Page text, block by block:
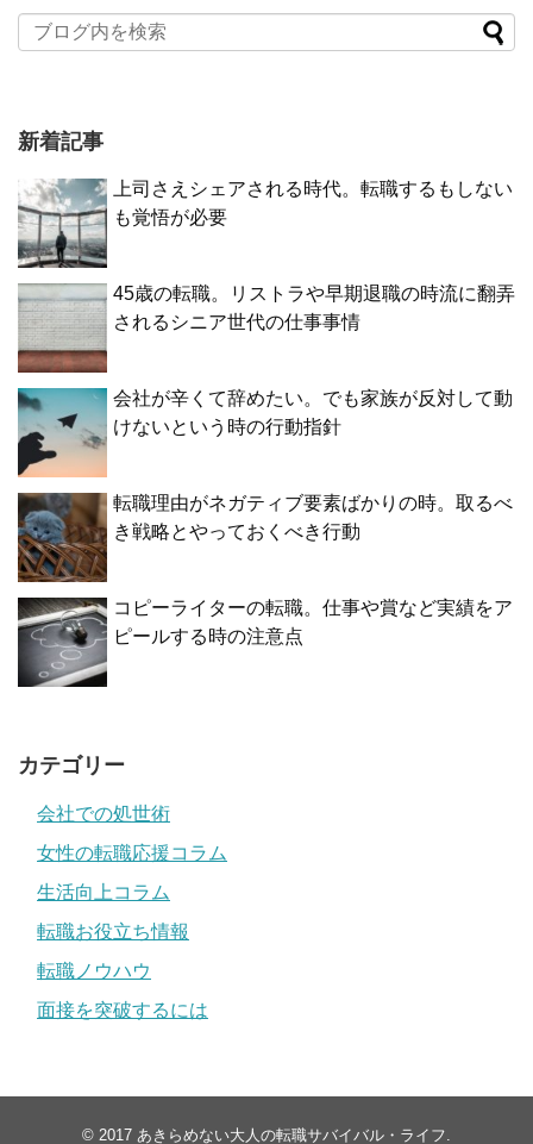
新着記事
上司さえシェアされる時代。転職するもしない
も覚悟が必要
45歳の転職。リストラや早期退職の時流に翻弄
されるシニア世代の仕事事情
会社が辛くて辞めたい。でも家族が反対して動
けないという時の行動指針
転職理由がネガティブ要素ばかりの時。取るべ
き戦略とやっておくべき行動
コピーライターの転職。仕事や賞など実績をア
ピールする時の注意点
カテゴリー
会社での処世術
女性の転職応援コラム
生活向上コラム
転職お役立ち情報
転職ノウハウ
面接を突破するには
© 2017 あきらめない大人の転職サバイバル・ライフ